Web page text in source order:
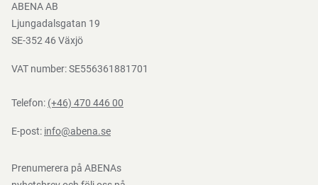
Nedladdningar
ABENA AB
Ljungadalsgatan 19
SE-352 46 Växjö
VAT number: SE556361881701
Telefon: (+46) 470 446 00
E-post: info@abena.se
Prenumerera på ABENAs